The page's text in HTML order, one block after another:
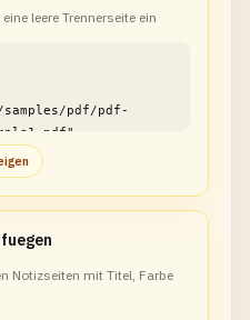
leere Trennerseite ein
Notizseiten mit Titel, Farbe